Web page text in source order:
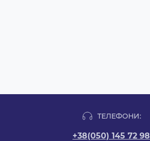
ТЕЛЕФОНИ:
+38(050) 145 72 98